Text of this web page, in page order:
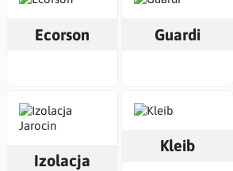
Ecorson
Guardi
Izolacja
Kleib